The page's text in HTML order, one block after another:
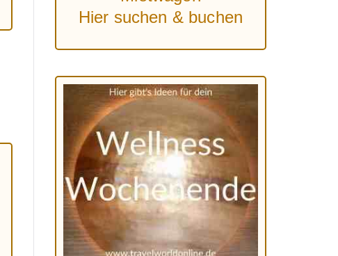
Hier suchen & buchen